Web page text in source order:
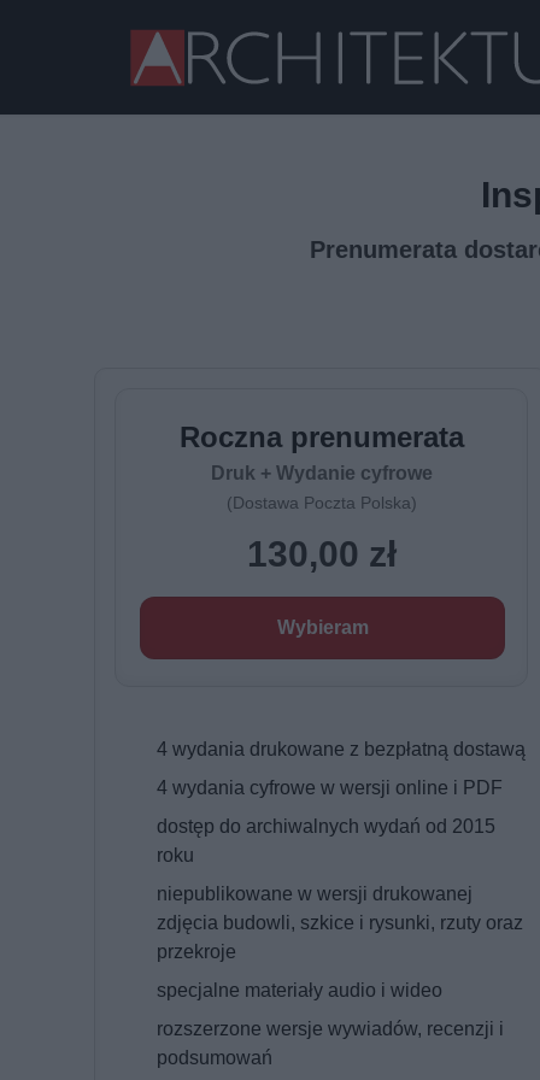
Prenumerata
Roczna prenumerata
Druk + Wydanie cyfrowe
(Dostawa Poczta Polska)
130,00 zł
Wybieram
4 wydania drukowane z bezpłatną dostawą
4 wydania cyfrowe w wersji online i PDF
dostęp do archiwalnych wydań od 2015
roku
niepublikowane w wersji drukowanej
zdjęcia budowli, szkice i rysunki, rzuty oraz
przekroje
specjalne materiały audio i wideo
rozszerzone wersje wywiadów, recenzji i
podsumowań